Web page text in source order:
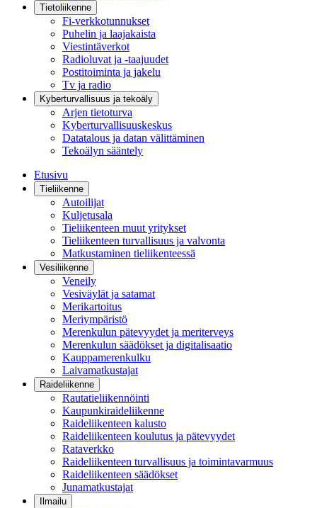
Tietoliikenne
Fi-verkkotunnukset
Puhelin ja laajakaista
Viestintäverkot
Radioluvat ja -taajuudet
Postitoiminta ja jakelu
Tv ja radio
Kyberturvallisuus ja tekoäly
Arjen tietoturva
Kyberturvallisuuskeskus
Datatalous ja datan välittäminen
Tekoälyn sääntely
Etusivu
Tieliikenne
Autoilijat
Kuljetusala
Tieliikenteen muut yritykset
Tieliikenteen turvallisuus ja valvonta
Matkustaminen tieliikenteessä
Vesiliikenne
Veneily
Vesiväylät ja satamat
Merikartoitus
Meriympäristö
Merenkulun pätevyydet ja meriterveys
Merenkulun säädökset ja digitalisaatio
Kauppamerenkulku
Laivamatkustajat
Raideliikenne
Rautatieliikennöinti
Kaupunkiraideliikenne
Raideliikenteen kalusto
Raideliikenteen koulutus ja pätevyydet
Rataverkko
Raideliikenteen turvallisuus ja toimintavarmuus
Raideliikenteen säädökset
Junamatkustajat
Ilmailu